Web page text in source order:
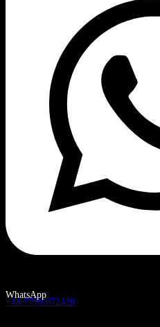
WhatsApp
+44 7759 072439